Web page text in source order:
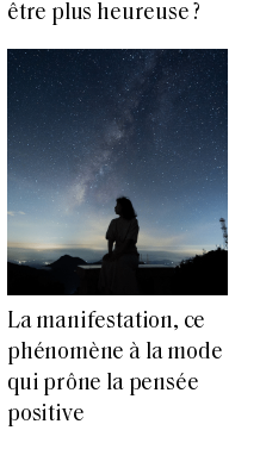
être plus heureuse ?
La manifestation, ce
phénomène à la mode
qui prône la pensée
positive